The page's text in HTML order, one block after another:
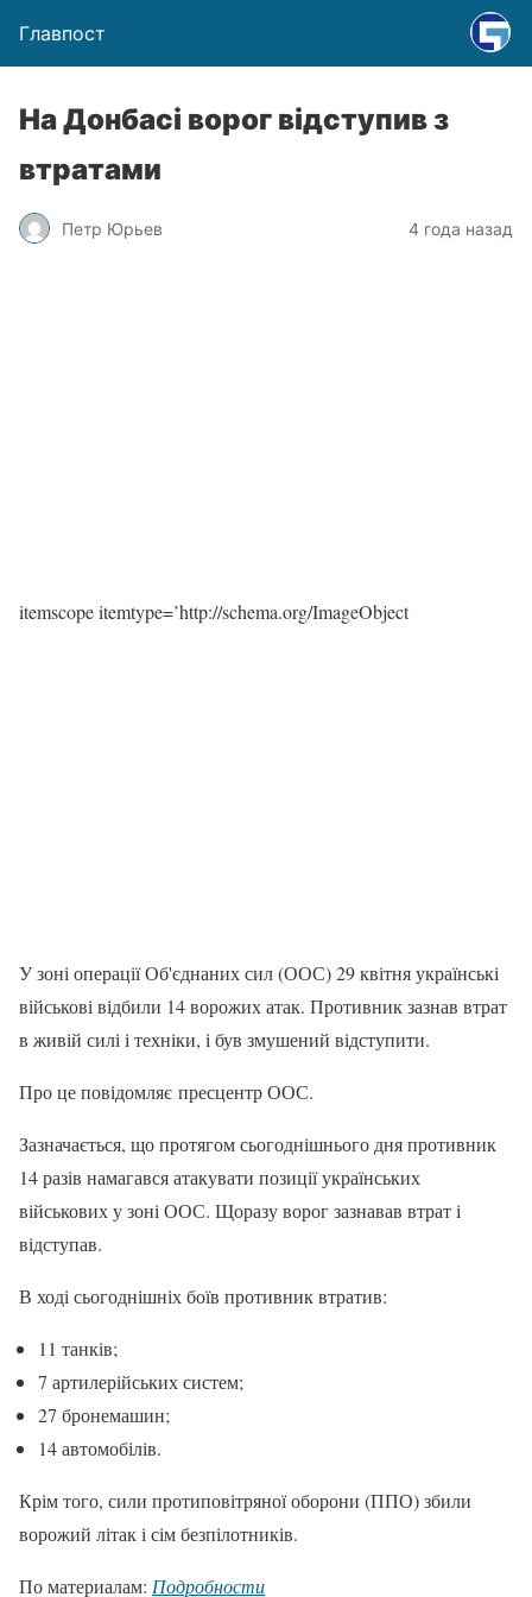
Главпост
На Донбасі ворог відступив з
втратами
Петр Юрьев 4 года назад
itemscope itemtype=’http://schema.org/ImageObject
У зоні операції Об'єднаних сил (ООС) 29 квітня українські
військові відбили 14 ворожих атак. Противник зазнав втрат
в живій силі і техніки, і був змушений відступити.
Про це повідомляє пресцентр ООС.
Зазначається, що протягом сьогоднішнього дня противник
14 разів намагався атакувати позиції українських
військових у зоні ООС. Щоразу ворог зазнавав втрат і
відступав.
В ході сьогоднішніх боїв противник втратив:
11 танків;
7 артилерійських систем;
27 бронемашин;
14 автомобілів.
Крім того, сили протиповітряної оборони (ППО) збили
ворожий літак і сім безпілотників.
По материалам: Подробности